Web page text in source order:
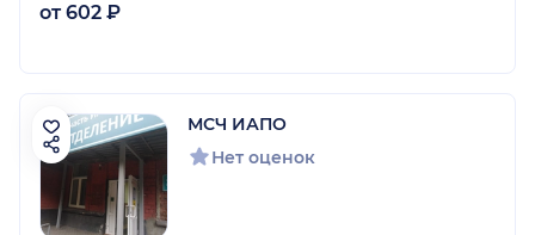
от 602 ₽
МСЧ ИАПО
Нет оценок